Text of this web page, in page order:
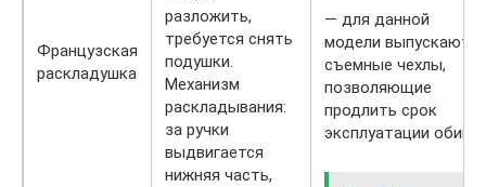
Французская
раскладушка
разложить,
требуется снять
подушки.
Механизм
раскладывания:
за ручки
выдвигается
нижняя часть,
— для данной
модели выпускаются
съемные чехлы,
позволяющие
продлить срок
эксплуатации